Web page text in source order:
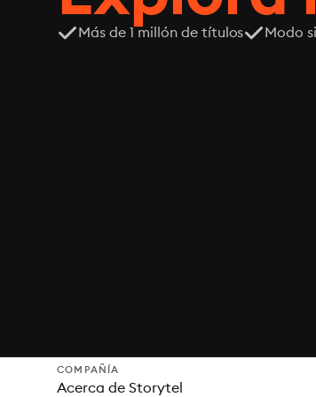
Más de 1 millón de títulos Modo
COMPAÑÍA
Acerca de Storytel